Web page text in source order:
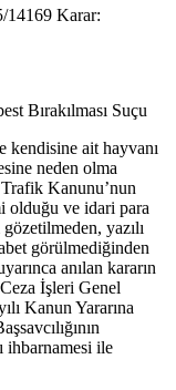
Karar:
Bırakılması Suçu
kendisine ait hayvanı
neden olma
Kanunu’nun
olduğu ve idari para
gözetilmeden, yazılı
görülmediğinden
anılan kararın
İşleri Genel
Kanun Yararına
ihbarnamesi ile